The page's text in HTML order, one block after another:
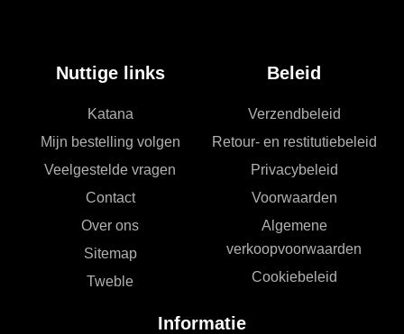
Nuttige links
Katana
Mijn bestelling volgen
Veelgestelde vragen
Contact
Over ons
Sitemap
Tweble
Beleid
Verzendbeleid
Retour- en restitutiebeleid
Privacybeleid
Voorwaarden
Algemene
verkoopvoorwaarden
Cookiebeleid
Informatie